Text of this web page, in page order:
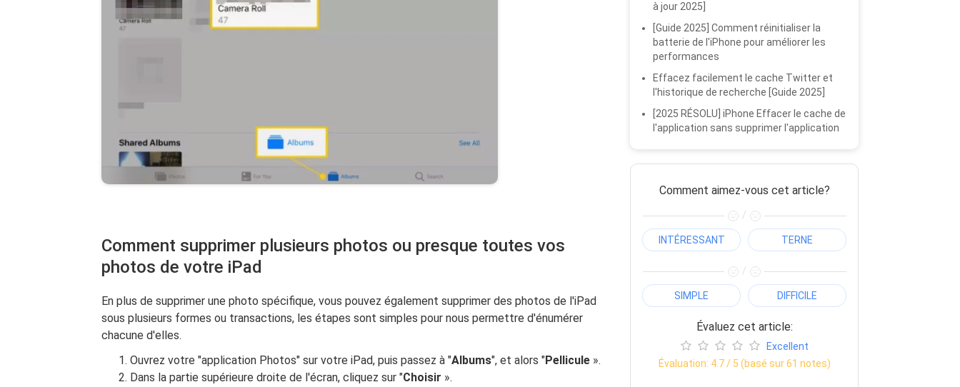
Comment supprimer plusieurs photos ou presque toutes vos
photos de votre iPad
En plus de supprimer une photo spécifique, vous pouvez également supprimer des photos de l'iPad
sous plusieurs formes ou transactions, les étapes sont simples pour nous permettre d'énumérer
chacune d'elles.
Ouvrez votre "application Photos" sur votre iPad, puis passez à "Albums", et alors "Pellicule ».
Dans la partie supérieure droite de l'écran, cliquez sur "Choisir ».
à jour 2025]
[Guide 2025] Comment réinitialiser la
batterie de l'iPhone pour améliorer les
performances
Effacez facilement le cache Twitter et
l'historique de recherche [Guide 2025]
[2025 RÉSOLU] iPhone Effacer le cache de
l'application sans supprimer l'application
Comment aimez-vous cet article?
/
INTÉRESSANT TERNE
/
SIMPLE DIFFICILE
Évaluez cet article:
Excellent
Évaluation: 4.7/ 5 (basé sur61 notes)